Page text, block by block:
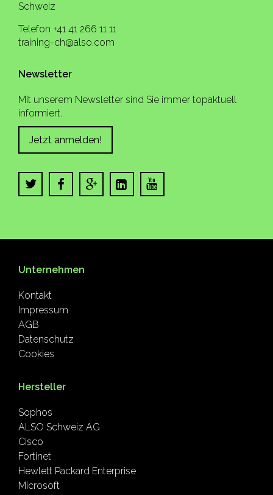
Schweiz
Telefon +41 41 266 11 11
training-ch@also.com
Newsletter
Mit unserem Newsletter sind Sie immer topaktuell
informiert.
Jetzt anmelden!
Unternehmen
Kontakt
Impressum
AGB
Datenschutz
Cookies
Hersteller
Sophos
ALSO Schweiz AG
Cisco
Fortinet
Hewlett Packard Enterprise
Microsoft